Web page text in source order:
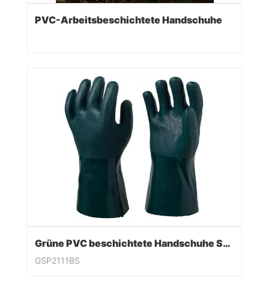
PVC-Arbeitsbeschichtete Handschuhe
Grüne PVC beschichtete Handschuhe Sandy Finish
GSP2111BS